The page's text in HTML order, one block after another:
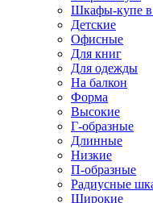
Шкафы-купе в
Детские
Офисные
Для книг
Для одежды
На балкон
Форма
Высокие
Г-образные
Длинные
Низкие
П-образные
Радиусные
Широкие